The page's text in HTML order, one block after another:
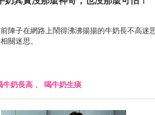
陣子在網路上鬧得沸沸揚揚的牛奶長不高迷
關迷思。
牛奶長高 、 喝牛奶生痰